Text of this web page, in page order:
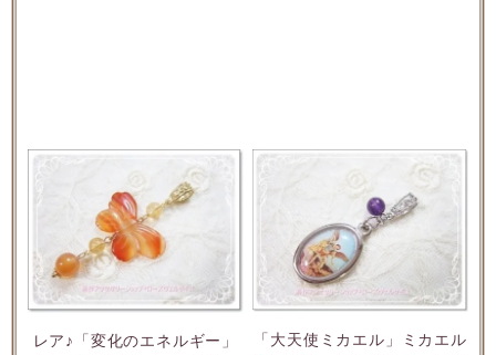
レア♪「変化のエネルギー」
「大天使ミカエル」ミカエル